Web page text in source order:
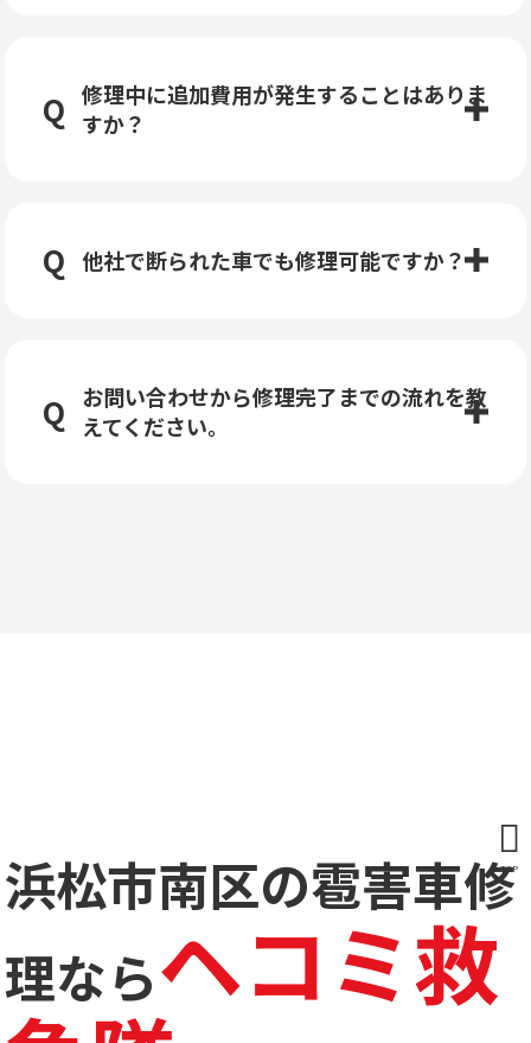
修理中に追加費用が発生することはありま
すか？
他社で断られた車でも修理可能ですか？
お問い合わせから修理完了までの流れを教
えてください。
浜松市南区の雹害車修
理ならヘコミ救
TOP